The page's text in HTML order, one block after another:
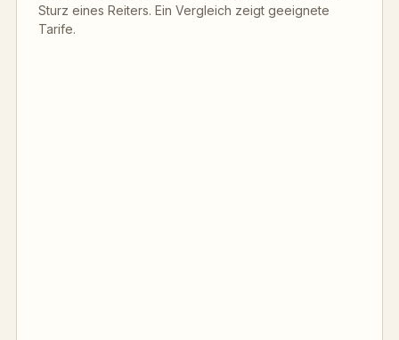
Sturz eines Reiters. Ein Vergleich zeigt geeignete
Tarife.